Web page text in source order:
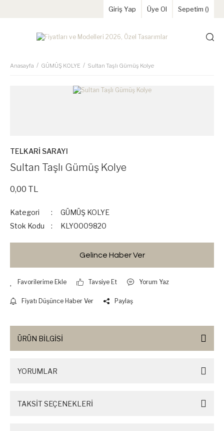
Giriş Yap Üye Ol Sepetim ()
Anasayfa GÜMÜŞ KOLYE Sultan Taşlı Gümüş Kolye
TELKARİ SARAYI
Sultan Taşlı Gümüş Kolye
0,00 TL
Kategori
GÜMÜŞ KOLYE
Stok Kodu
KLY0009820
Gelince Haber Ver
Tavsiye Et Yorum Yaz
Fiyatı Düşünce Haber Ver Paylaş
ÜRÜN BİLGİSİ
YORUMLAR
TAKSİT SEÇENEKLERİ